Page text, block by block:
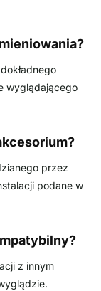
wyglądającego
przez
podane w
z innym